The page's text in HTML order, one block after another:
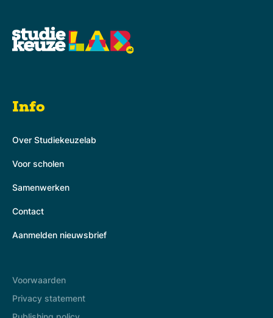
Info
Over Studiekeuzelab
Voor scholen
Samenwerken
Contact
Aanmelden nieuwsbrief
Voorwaarden
Privacy statement